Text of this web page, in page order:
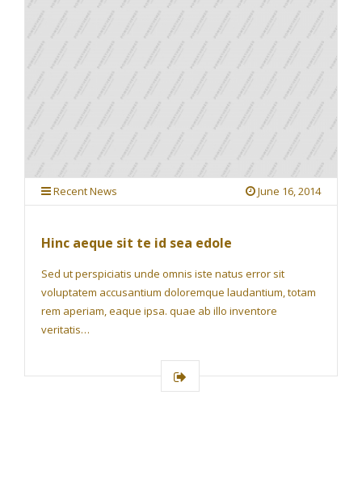
Recent News June 16, 2014
Hinc aeque sit te id sea edole
Sed ut perspiciatis unde omnis iste natus error sit
voluptatem accusantium doloremque laudantium, totam
rem aperiam, eaque ipsa. quae ab illo inventore
veritatis…